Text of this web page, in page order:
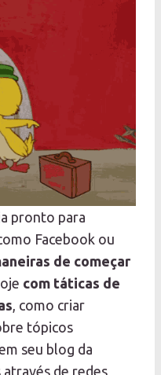
pronto para
Facebook ou
de começar
com táticas de
, como criar
tópicos
seu blog da
de redes